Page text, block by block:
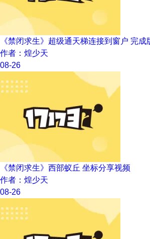
《禁闭求生》超级通天梯连接到窗户 完成
作者：煌少天
08-26
《禁闭求生》西部蚁丘 坐标分享视频
作者：煌少天
08-26